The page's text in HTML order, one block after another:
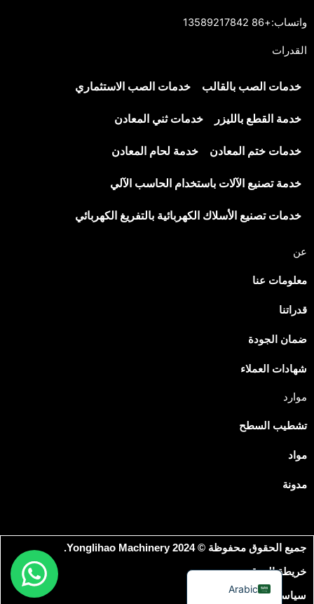
واتساب:+86 13589217842
القدرات
خدمات الصب بالقالب خدمات الصب الاستثماري
خدمة القطع بالليزر خدمات ثني المعادن
خدمات ختم المعادن خدمة لحام المعادن
خدمة تصنيع الآلات باستخدام الحاسب الآلي
خدمات تصنيع الأسلاك الكهربائية بالتفريغ الكهربائي
عن
معلومات عنا
قدراتنا
ضمان الجودة
شهادات العملاء
موارد
تشطيب السطح
مواد
مدونة
جميع الحقوق محفوظة © 2024 Yonglihao Machinery.
خريطة الموقع
سياسة الخصوصية
Arabic
English
Chinese
Italian
Spanish